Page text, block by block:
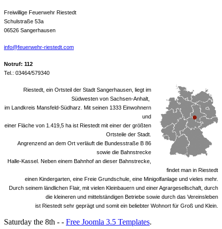
Freiwillige Feuerwehr Riestedt
Schulstraße 53a
06526 Sangerhausen
info@feuerwehr-riestedt.com
Notruf: 112
Tel.: 03464/579340
Riestedt, ein Ortsteil der Stadt Sangerhausen, liegt im
Südwesten von Sachsen-Anhalt,
im Landkreis Mansfeld-Südharz. Mit seinen 1333 Einwohnern
und
einer Fläche von 1.419,5 ha ist Riestedt mit einer der größten
Ortsteile der Stadt.
Angrenzend an dem Ort verläuft die Bundesstraße B 86
sowie die Bahnstrecke
Halle-Kassel. Neben einem Bahnhof an dieser Bahnstrecke,
findet man in Riestedt
einen Kindergarten, eine Freie Grundschule, eine Minigolfanlage und vieles mehr.
Durch seinem ländlichen Flair, mit vielen Kleinbauern und einer Agrargesellschaft, durch
die kleineren und mittelständigen Betriebe sowie durch das Vereinsleben
ist Riestedt sehr geprägt und somit ein beliebter Wohnort für Groß und Klein.
Saturday the 8th - - Free Joomla 3.5 Templates.